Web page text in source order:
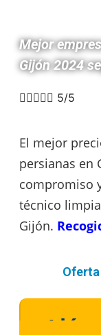
Mejor
Gijón 2024
 5/5
El mejor
persianas en
compromiso
técnico
Gijón.